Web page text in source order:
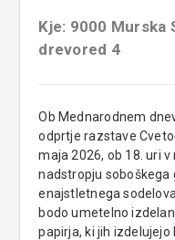
Kje: 9000 Murska
drevored 4
Ob Mednarodnem
odprtje razstave
maja 2026, ob 18. uri
nadstropju soboškega
enajstletnega
bodo umetelno
papirja, ki jih izdelujejo